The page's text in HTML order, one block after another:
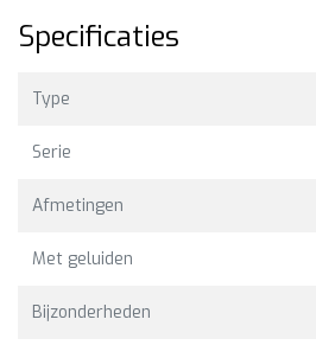
Specificaties
Type
Serie
Afmetingen
Met geluiden
Bijzonderheden
the 13th Part 2
met pre-order korting